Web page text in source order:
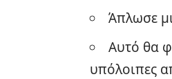
Άπλωσε
Αυτό θα
υπόλοιπες